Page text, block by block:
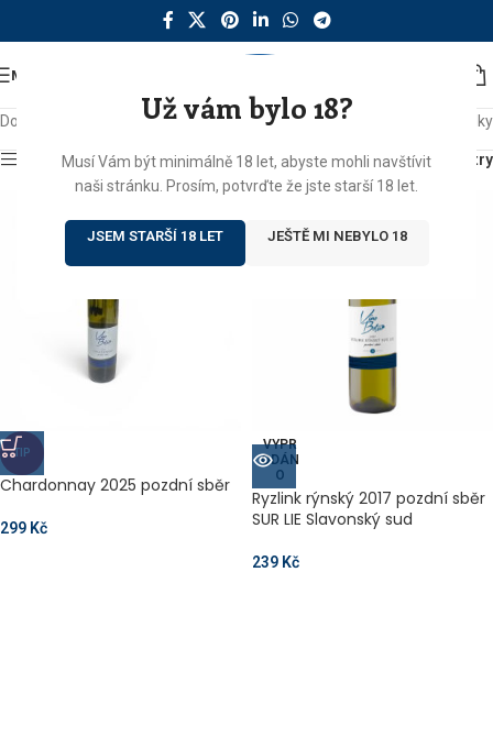
Už vám bylo 18?
Musí Vám být minimálně 18 let, abyste mohli navštívit
naši stránku. Prosím, potvrďte že jste starší 18 let.
JSEM STARŠÍ 18 LET JEŠTĚ MI NEBYLO 18
MENU
Domů Produkty se štítkem „sur lie“ Zobrazeny 2 výsledky
Zobrazit sidebar Filtry
TIP
Chardonnay 2025 pozdní sběr
299 Kč
VYPR
ODÁN
O
Ryzlink rýnský 2017 pozdní sběr
SUR LIE Slavonský sud
239 Kč